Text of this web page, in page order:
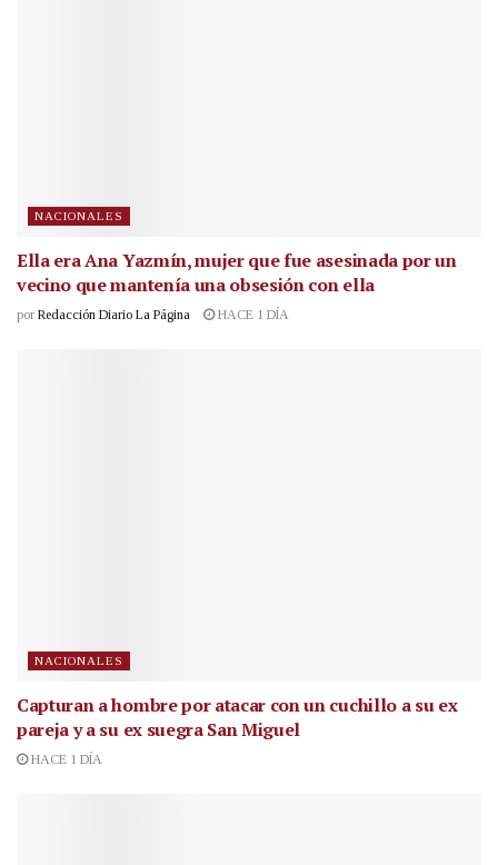
NACIONALES
Ella era Ana Yazmín, mujer que fue asesinada por un
vecino que mantenía una obsesión con ella
por Redacción Diario La Página HACE 1 DÍA
NACIONALES
Capturan a hombre por atacar con un cuchillo a su ex
pareja y a su ex suegra San Miguel
HACE 1 DÍA